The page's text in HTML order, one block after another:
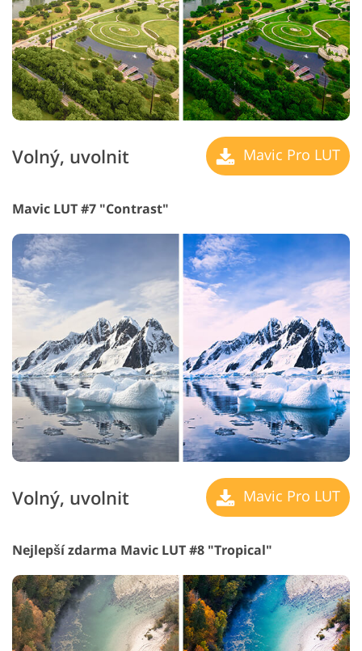
Volný, uvolnit Mavic Pro LUT
Mavic LUT #7 "Contrast"
Volný, uvolnit Mavic Pro LUT
Nejlepší zdarma Mavic LUT #8 "Tropical"